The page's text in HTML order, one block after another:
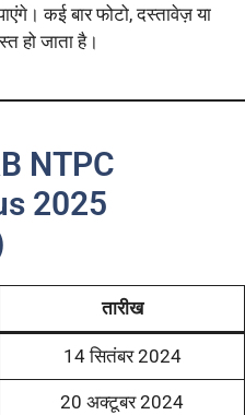
कई बार फोटो, दस्तावेज़ या
हो जाता है।
NTPC
2025
तारीख
14 सितंबर 2024
20 अक्टूबर 2024